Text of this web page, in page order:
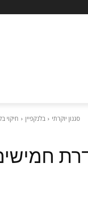
סגנון יוקרתי בלנקפיין חיקוי